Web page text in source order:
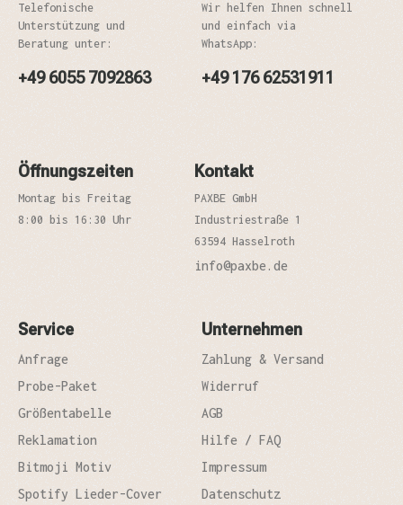
Telefonische
Unterstützung und
Beratung unter:
+49 6055 7092863
Wir helfen Ihnen schnell
und einfach via
WhatsApp:
+49 176 62531911
Öffnungszeiten
Montag bis Freitag
8:00 bis 16:30 Uhr
Kontakt
PAXBE GmbH
Industriestraße 1
63594 Hasselroth
info@paxbe.de
Service
Anfrage
Probe-Paket
Größentabelle
Reklamation
Bitmoji Motiv
Spotify Lieder-Cover
Unternehmen
Zahlung & Versand
Widerruf
AGB
Hilfe / FAQ
Impressum
Datenschutz